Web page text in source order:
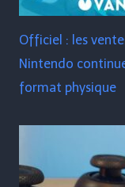
Officiel : les
Nintendo
format physique